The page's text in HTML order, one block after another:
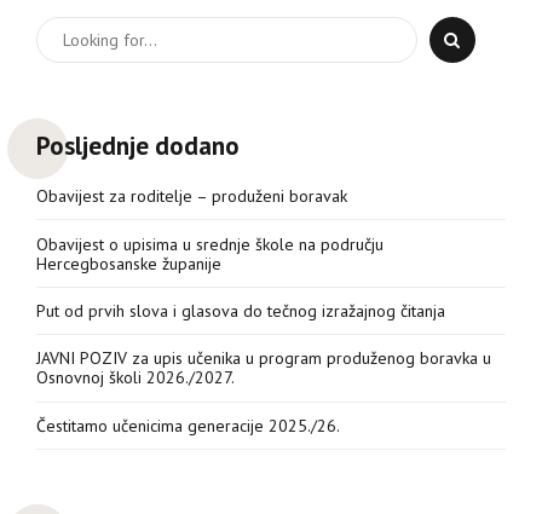
Posljednje dodano
Obavijest za roditelje – produženi boravak
Obavijest o upisima u srednje škole na području
Hercegbosanske županije
Put od prvih slova i glasova do tečnog izražajnog čitanja
JAVNI POZIV za upis učenika u program produženog boravka u
Osnovnoj školi 2026./2027.
Čestitamo učenicima generacije 2025./26.